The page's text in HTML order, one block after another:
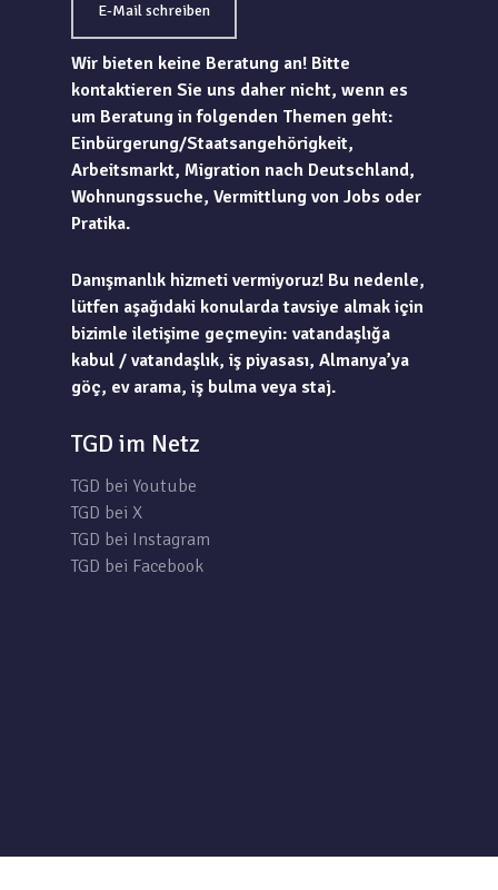
E-Mail schreiben
Wir bieten keine Beratung an! Bitte
kontaktieren Sie uns daher nicht, wenn es
um Beratung in folgenden Themen geht:
Einbürgerung/Staatsangehörigkeit,
Arbeitsmarkt, Migration nach Deutschland,
Wohnungssuche, Vermittlung von Jobs oder
Pratika.
Danışmanlık hizmeti vermiyoruz! Bu nedenle,
lütfen aşağıdaki konularda tavsiye almak için
bizimle iletişime geçmeyin: vatandaşlığa
kabul / vatandaşlık, iş piyasası, Almanya’ya
göç, ev arama, iş bulma veya staj.
TGD im Netz
TGD bei Youtube
TGD bei X
TGD bei Instagram
TGD bei Facebook